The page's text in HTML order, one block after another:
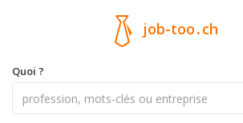
job-too.ch
Quoi ?